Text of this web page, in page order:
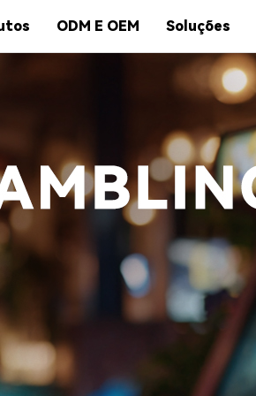
ODM E OEM Soluções